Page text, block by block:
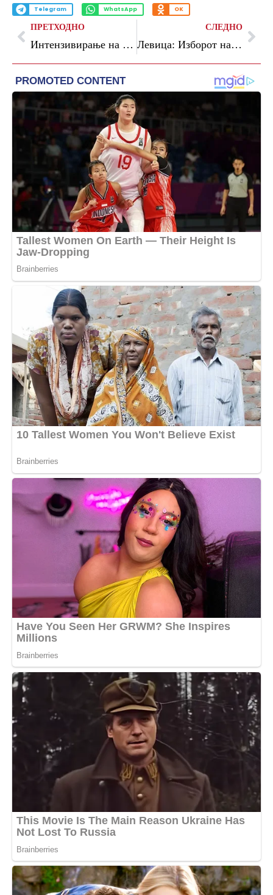
Telegram WhatsApp OK
ПРЕТХОДНО
Интензивирање на меѓупарламентарната соработка со Швајцарија
СЛЕДНО
Левица: Изборот на Зајкова за член на Антикорупциска е скандалозен